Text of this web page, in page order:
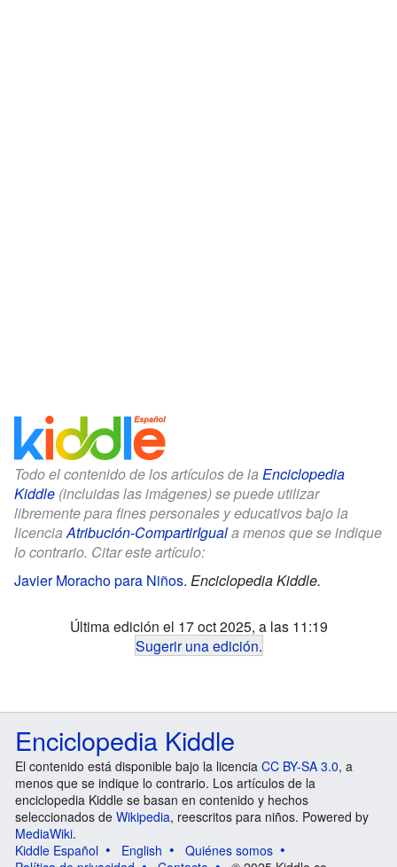
Todo el contenido de los artículos de la Enciclopedia
Kiddle (incluidas las imágenes) se puede utilizar
libremente para fines personales y educativos bajo la
licenciaAtribución-CompartirIguala menos que se indique
lo contrario. Citar este artículo:
Javier Moracho para Niños. Enciclopedia Kiddle.
Última edición el 17 oct 2025, a las 11:19
Sugerir una edición.
Enciclopedia Kiddle
El contenido está disponible bajo la licencia CC BY-SA 3.0, a
menos que se indique lo contrario. Los artículos de la
enciclopedia Kiddle se basan en contenido y hechos
seleccionados de Wikipedia, reescritos para niños. Powered by
MediaWiki.
Kiddle Español
English
Quiénes somos